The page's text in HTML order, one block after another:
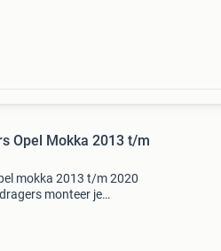
Opel Mokka 2013 t/m
mokka 2013 t/m 2020
monteer je